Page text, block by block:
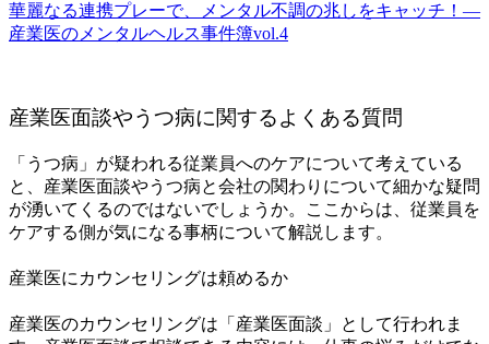
華麗なる連携プレーで、メンタル不調の兆しをキャッチ！―
産業医のメンタルヘルス事件簿vol.4
産業医面談やうつ病に関するよくある質問
「うつ病」が疑われる従業員へのケアについて考えている
と、産業医面談やうつ病と会社の関わりについて細かな疑問
が湧いてくるのではないでしょうか。ここからは、従業員を
ケアする側が気になる事柄について解説します。
産業医にカウンセリングは頼めるか
産業医のカウンセリングは「産業医面談」として行われま